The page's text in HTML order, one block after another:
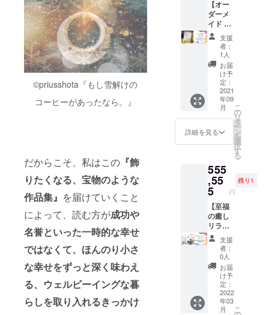
©︎priusshota『もし雪解けの
コーヒーがあったなら。』
だからこそ、私はこの 『飾
りたくなる、宝物のような
作品集』 を届けていくこと
によって、読む方が成功や
名誉といった一時的な幸せ
ではなくて、ほんのり小さ
な幸せをずっと深く味わえ
る、ウェルビーイングな暮
らしを取り入れるきっかけ
けた作
品は5枚
まで。
【撮影
場所は
東京限
定】で
す。
メール
アドレ
スにて
ご連絡
ます。
の予
定、
メール
アドレ
スにご
連絡い
たしま
す。
special
gift④ =
作品集
巻末
に、あ
なたの
ます。
備考欄
に希望
やニッ
クネー
ムをご
記入く
ださ
い。
special
gift⑤ =
透明感
がとっ
ても綺
「〇〇
くん」
など備
考欄に
必ず敬
称付き
でご記
入くだ
さい。
宛名の
いらな
い場合
は「宛
名な
し」と
い。
special
gift ③ =
zoomを
使った
作品集
掲載作
品の解
説をさ
せてい
ただき
ます。
90分間
内で話
せる範
囲まで
をお考
えの
方、②
コロナ
禍でお
客様に
癒しを
届けた
い方、
特にオ
ススメ
のプラ
ンで
す。 <
展示実
屋書店
さん
Neighb
orhood
and
Coffee
池尻2丁
目店さ
ん
garage
YOKOH
AMAさ
身も新
しい場
所で個
掲載作
品の解
説、
パーソ
ナル
zoom
セッ
ション
90分つ
+specia
l gift④
巻末ス
ペシャ
ルサン
掲載
+specia
l gift⑤
卓上
フォト
アクリ
ル作品
【A5サ
イズ】
+specia
l gift⑥
都内撮
影体験
60分
+specia
l gift⑦
【オー
ダーメ
イド 3
名限定
プラ
ン】 本
1冊 +購
入者の
お名前
と著者
のサイ
ン入り
+specia
l gift(あ
なたの
わせ
て、
たった
一つし
かない
新作
フォト
アート
作品を
作り、
お好き
なサイ
ズの
フォト
アクリ
ル作品
支援
者：
1人
お届
け予
定：
2021
年09
月
詳細を見る
こ
の
リ
タ
ー
ン
を
選
択
す
る
555
,55
5 円
残り1
【至福
の癒し
リラク
ゼー
ション
プラン
１名限
定】 本
1冊 +購
入者の
お名前
と著者
支援
者：
0人
お届
け予
定：
2022
年03
月
こ